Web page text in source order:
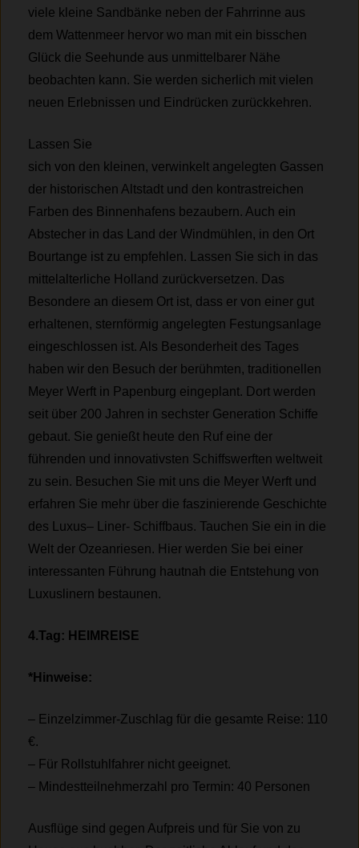
viele kleine Sandbänke neben der Fahrrinne aus
dem Wattenmeer hervor wo man mit ein bisschen
Glück die Seehunde aus unmittelbarer Nähe
beobachten kann. Sie werden sicherlich mit vielen
neuen Erlebnissen und Eindrücken zurückkehren.
Lassen Sie
sich von den kleinen, verwinkelt angelegten Gassen
der historischen Altstadt und den kontrastreichen
Farben des Binnenhafens bezaubern. Auch ein
Abstecher in das Land der Windmühlen, in den Ort
Bourtange ist zu empfehlen. Lassen Sie sich in das
mittelalterliche Holland zurückversetzen. Das
Besondere an diesem Ort ist, dass er von einer gut
erhaltenen, sternförmig angelegten Festungsanlage
eingeschlossen ist. Als Besonderheit des Tages
haben wir den Besuch der berühmten, traditionellen
Meyer Werft in Papenburg eingeplant. Dort werden
seit über 200 Jahren in sechster Generation Schiffe
gebaut. Sie genießt heute den Ruf eine der
führenden und innovativsten Schiffswerften weltweit
zu sein. Besuchen Sie mit uns die Meyer Werft und
erfahren Sie mehr über die faszinierende Geschichte
des Luxus– Liner- Schiffbaus. Tauchen Sie ein in die
Welt der Ozeanriesen. Hier werden Sie bei einer
interessanten Führung hautnah die Entstehung von
Luxuslinern bestaunen.
4.Tag: HEIMREISE
*Hinweise:
– Einzelzimmer-Zuschlag für die gesamte Reise: 110
€.
– Für Rollstuhlfahrer nicht geeignet.
– Mindestteilnehmerzahl pro Termin: 40 Personen
Ausflüge sind gegen Aufpreis und für Sie von zu